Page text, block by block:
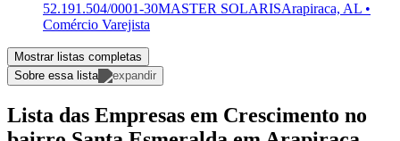
52.191.504/0001-30MASTER SOLARISArapiraca, AL •
Comércio Varejista
Mostrar listas completas
Sobre essa lista
Lista das Empresas em Crescimento no